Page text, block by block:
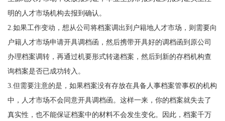
明的人才市场机构去报到确认。
2. 如果工作变动，想从公司将档案调出到户籍地人才市场，则需要向
户籍人才市场申请开具调档函，然后携带开具好的调档函到原公司
办理档案调转，再通过机要形式转递档案，然后到新的存档机构查
询档案是否已成功转入。
3. 但需要注意的是，如果档案没有存放在具备人事档案管事权的机构
中，人才市场不会同意开具调档函。这样一来，你的档案就失去了
真实性，也不能保证档案中的材料不会发生变化。因此，档案千万